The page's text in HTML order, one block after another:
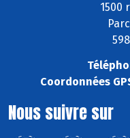
1500
Coordonnées
Nous suivre sur